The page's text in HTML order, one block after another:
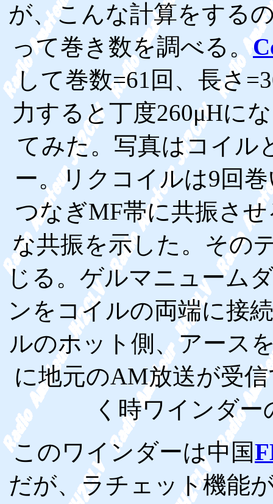
が、こんな計算をする
って巻き数を調べる。
して巻数=61回、長さ
力すると丁度260μHに
てみた。写真はコイル
ー。リクコイルは9回
つなぎMF帯に共振さ
な共振を示した。その
じる。ゲルマニューム
ンをコイルの両端に接
ルのホット側、アース
に地元のAM放送が受
く時ワインダ
このワインダーは中国
だが、ラチェット機能